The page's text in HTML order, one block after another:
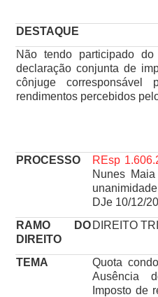
DESTAQUE
Não tendo participado
declaração conjunta de
cônjuge corresponsável
rendimentos percebidos
PROCESSO REsp
Nunes
DJe 10/12/
RAMO DO
DIREITO
DIREITO
TEMA
Quota
Ausência
Imposto de